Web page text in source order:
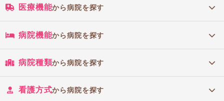
医療機能から病院を探す
病院機能から病院を探す
病院種類から病院を探す
看護方式から病院を探す